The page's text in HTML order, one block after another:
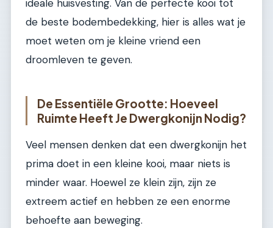
ideale huisvesting. Van de perfecte kooi tot
de beste bodembedekking, hier is alles wat je
moet weten om je kleine vriend een
droomleven te geven.
De Essentiële Grootte: Hoeveel
Ruimte Heeft Je Dwergkonijn Nodig?
Veel mensen denken dat een dwergkonijn het
prima doet in een kleine kooi, maar niets is
minder waar. Hoewel ze klein zijn, zijn ze
extreem actief en hebben ze een enorme
behoefte aan beweging.